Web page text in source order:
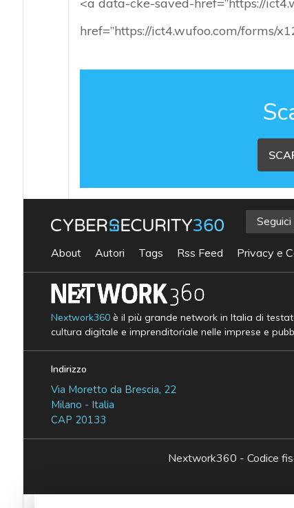
href=”https://ict4.wufoo.com/forms/
Seguici
About Autori Tags Rss Feed Privacy e
Nextwork360è il più grande network in Italia di
cultura digitale e imprenditoriale nelle imprese e
Indirizzo
Via Moretto da Brescia, 22
Milano - Italia
CAP 20133
Nextwork360 - Codice